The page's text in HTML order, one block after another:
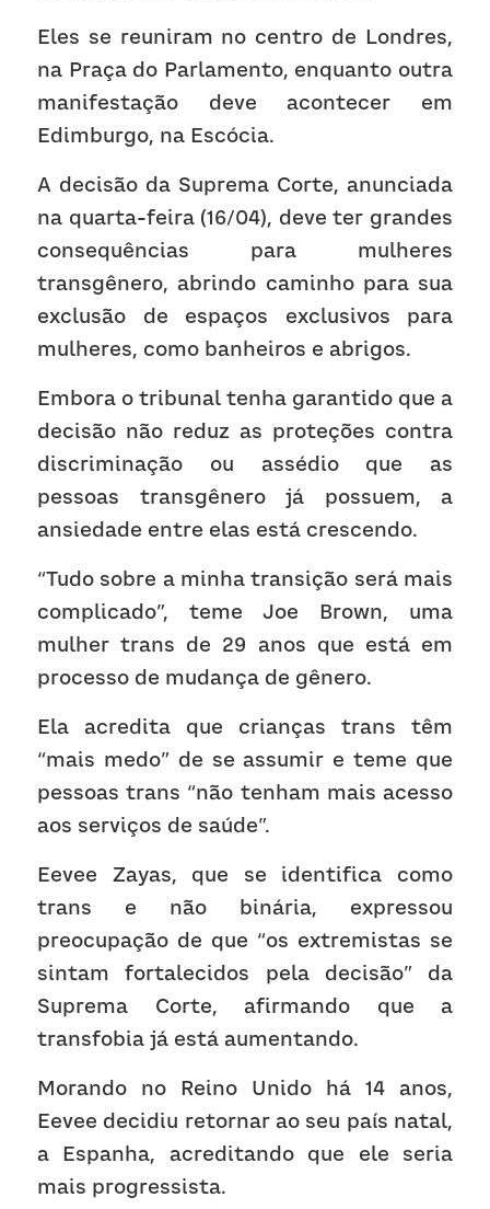
Eles se reuniram no centro de Londres,
na Praça do Parlamento, enquanto outra
manifestação deve acontecer em
Edimburgo, na Escócia.
A decisão da Suprema Corte, anunciada
na quarta-feira (16/04), deve ter grandes
consequências para mulheres
transgênero, abrindo caminho para sua
exclusão de espaços exclusivos para
mulheres, como banheiros e abrigos.
Embora o tribunal tenha garantido que a
decisão não reduz as proteções contra
discriminação ou assédio que as
pessoas transgênero já possuem, a
ansiedade entre elas está crescendo.
“Tudo sobre a minha transição será mais
complicado”, teme Joe Brown, uma
mulher trans de 29 anos que está em
processo de mudança de gênero.
Ela acredita que crianças trans têm
“mais medo” de se assumir e teme que
pessoas trans “não tenham mais acesso
aos serviços de saúde”.
Eevee Zayas, que se identifica como
trans e não binária, expressou
preocupação de que “os extremistas se
sintam fortalecidos pela decisão” da
Suprema Corte, afirmando que a
transfobia já está aumentando.
Morando no Reino Unido há 14 anos,
Eevee decidiu retornar ao seu país natal,
a Espanha, acreditando que ele seria
mais progressista.